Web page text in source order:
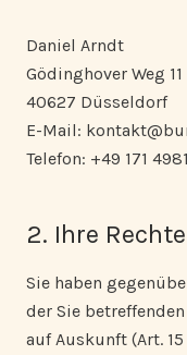
Daniel Arndt
Gödinghover Weg 11
40627 Düsseldorf
E-Mail:
Telefon: +49 171
2. Ihre Rechte
Sie haben
der Sie
auf Auskunft (Art.